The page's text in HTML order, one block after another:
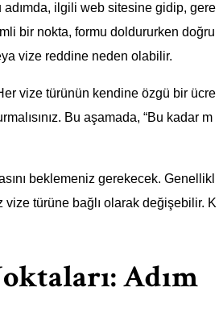
ilgili web sitesine gidip, gere
bir nokta, formu doldururken doğru
vize reddine neden olabilir.
vize türünün kendine özgü bir ücre
Bu aşamada, “Bu kadar m
beklemeniz gerekecek. Genellikl
vize türüne bağlı olarak değişebilir. K
Adım